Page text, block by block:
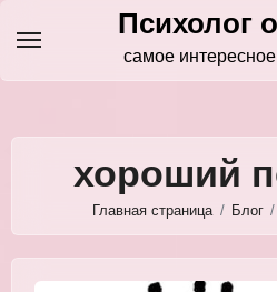
содержимому
Психолог
самое
хороший
Главная страница Блог